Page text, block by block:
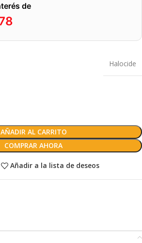
de
Halocide
AÑADIR AL CARRITO
COMPRAR AHORA
Añadir a la lista de deseos